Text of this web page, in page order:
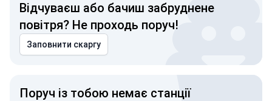
Відчуваєш або бачиш забруднене
повітря? Не проходь поруч!
Заповнити скаргу
Поруч із тобою немає станції